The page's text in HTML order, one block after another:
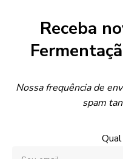
Receba
Nossa frequência de
spam